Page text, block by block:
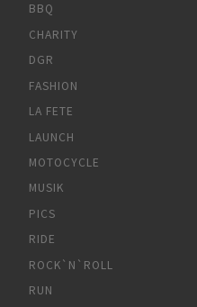
BBQ
CHARITY
DGR
FASHION
LA FETE
LAUNCH
MOTOCYCLE
MUSIK
PICS
RIDE
ROCK`N`ROLL
RUN